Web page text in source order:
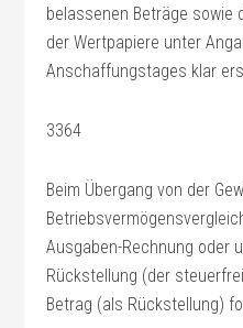
belassenen Beträge sowie
der Wertpapiere unter
Anschaffungstages klar
3364
Beim Übergang von der
Ausgaben-Rechnung oder
Rückstellung (der
Betrag (als Rückstellung)